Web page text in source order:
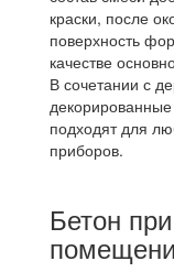
краски, после
поверхность
качестве
В сочетании с
подходят для
приборов.
Бетон